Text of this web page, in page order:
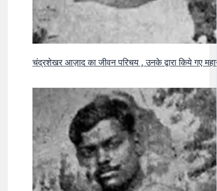
चंद्रशेखर आज़ाद का जीवन परिचय , उनके द्वारा किये गए